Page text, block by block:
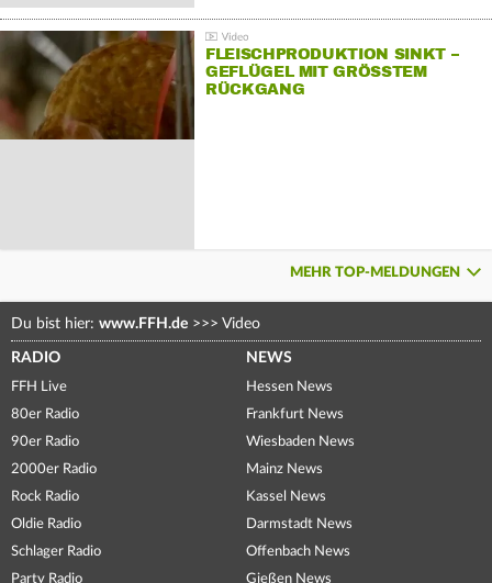
FLEISCHPRODUKTION SINKT –
GEFLÜGEL MIT GRÖSSTEM R
ÜCKGANG
MEHR TOP-MELDUNGEN
Du bist hier: www.FFH.de >>> Video
RADIO
FFH Live
80er Radio
90er Radio
2000er Radio
Rock Radio
Oldie Radio
Schlager Radio
Party Radio
NEWS
Hessen News
Frankfurt News
Wiesbaden News
Mainz News
Kassel News
Darmstadt News
Offenbach News
Gießen News